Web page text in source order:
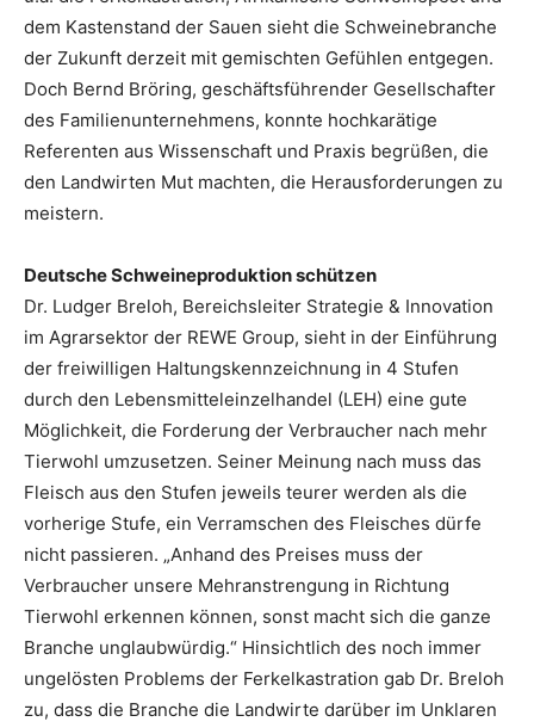
dem Kastenstand der Sauen sieht die Schweinebranche
der Zukunft derzeit mit gemischten Gefühlen entgegen.
Doch Bernd Bröring, geschäftsführender Gesellschafter
des Familienunternehmens, konnte hochkarätige
Referenten aus Wissenschaft und Praxis begrüßen, die
den Landwirten Mut machten, die Herausforderungen zu
meistern.
Deutsche Schweineproduktion schützen
Dr. Ludger Breloh, Bereichsleiter Strategie & Innovation
im Agrarsektor der REWE Group, sieht in der Einführung
der freiwilligen Haltungskennzeichnung in 4 Stufen
durch den Lebensmitteleinzelhandel (LEH) eine gute
Möglichkeit, die Forderung der Verbraucher nach mehr
Tierwohl umzusetzen. Seiner Meinung nach muss das
Fleisch aus den Stufen jeweils teurer werden als die
vorherige Stufe, ein Verramschen des Fleisches dürfe
nicht passieren. „Anhand des Preises muss der
Verbraucher unsere Mehranstrengung in Richtung
Tierwohl erkennen können, sonst macht sich die ganze
Branche unglaubwürdig.“ Hinsichtlich des noch immer
ungelösten Problems der Ferkelkastration gab Dr. Breloh
zu, dass die Branche die Landwirte darüber im Unklaren